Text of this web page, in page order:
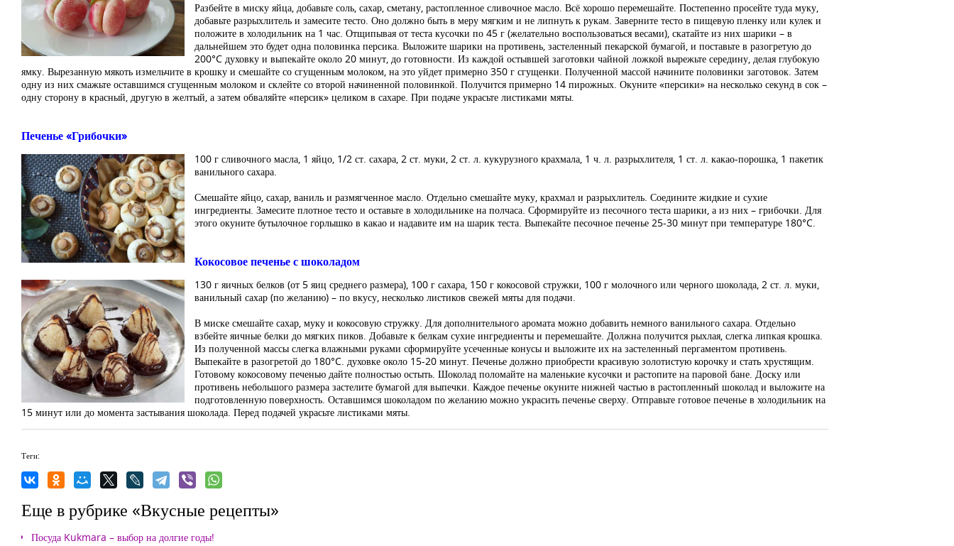
Разбейте в миску яйца, добавьте соль, сахар, сметану, растопленное сливочное масло. Всё хорошо перемешайте. Постепенно просейте туда муку,
добавьте разрыхлитель и замесите тесто. Оно должно быть в меру мягким и не липнуть к рукам. Заверните тесто в пищевую пленку или кулек и
положите в холодильник на 1 час. Отщипывая от теста кусочки по 45 г (желательно воспользоваться весами), скатайте из них шарики – в
дальнейшем это будет одна половинка персика. Выложите шарики на противень, застеленный пекарской бумагой, и поставьте в разогретую до
200°C духовку и выпекайте около 20 минут, до готовности. Из каждой остывшей заготовки чайной ложкой вырежьте середину, делая глубокую
ямку. Вырезанную мякоть измельчите в крошку и смешайте со сгущенным молоком, на это уйдет примерно 350 г сгущенки. Полученной массой начините половинки заготовок. Затем
одну из них смажьте оставшимся сгущенным молоком и склейте со второй начиненной половинкой. Получится примерно 14 пирожных. Окуните «персики» на несколько секунд в сок –
одну сторону в красный, другую в желтый, а затем обваляйте «персик» целиком в сахаре. При подаче украсьте листиками мяты.
Печенье «Грибочки»
100 г сливочного масла, 1 яйцо, 1/2 ст. сахара, 2 ст. муки, 2 ст. л. кукурузного крахмала, 1 ч. л. разрыхлителя, 1 ст. л. какао-порошка, 1 пакетик
ванильного сахара.
Смешайте яйцо, сахар, ваниль и размягченное масло. Отдельно смешайте муку, крахмал и разрыхлитель. Соедините жидкие и сухие
ингредиенты. Замесите плотное тесто и оставьте в холодильнике на полчаса. Сформируйте из песочного теста шарики, а из них – грибочки. Для
этого окуните бутылочное горлышко в какао и надавите им на шарик теста. Выпекайте песочное печенье 25-30 минут при температуре 180°C.
Кокосовое печенье с шоколадом
130 г яичных белков (от 5 яиц среднего размера), 100 г сахара, 150 г кокосовой стружки, 100 г молочного или черного шоколада, 2 ст. л. муки,
ванильный сахар (по желанию) – по вкусу, несколько листиков свежей мяты для подачи.
В миске смешайте сахар, муку и кокосовую стружку. Для дополнительного аромата можно добавить немного ванильного сахара. Отдельно
взбейте яичные белки до мягких пиков. Добавьте к белкам сухие ингредиенты и перемешайте. Должна получится рыхлая, слегка липкая крошка.
Из полученной массы слегка влажными руками сформируйте усеченные конусы и выложите их на застеленный пергаментом противень.
Выпекайте в разогретой до 180°C. духовке около 15-20 минут. Печенье должно приобрести красивую золотистую корочку и стать хрустящим.
Готовому кокосовому печенью дайте полностью остыть. Шоколад поломайте на маленькие кусочки и растопите на паровой бане. Доску или
противень небольшого размера застелите бумагой для выпечки. Каждое печенье окуните нижней частью в растопленный шоколад и выложите на
подготовленную поверхность. Оставшимся шоколадом по желанию можно украсить печенье сверху. Отправьте готовое печенье в холодильник на
15 минут или до момента застывания шоколада. Перед подачей украсьте листиками мяты.
Теги:
Еще в рубрике «Вкусные рецепты»
Посуда Kukmara – выбор на долгие годы!